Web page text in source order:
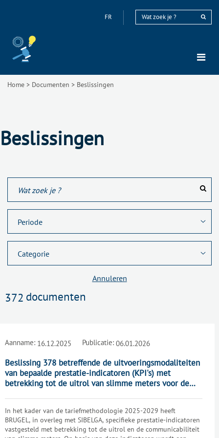
FR
Home > Documenten > Beslissingen
Beslissingen
Annuleren
372 documenten
Aanname: 16.12.2025 Publicatie: 06.01.2026
Beslissing 378 betreffende de uitvoeringsmodaliteiten
van bepaalde prestatie-indicatoren (KPI's) met
betrekking tot de uitrol van slimme meters voor de
In het kader van de tariefmethodologie 2025-2029 heeft
BRUGEL, in overleg met SIBELGA, specifieke prestatie-indicatoren
vastgesteld met betrekking tot de uitrol en de communicabiliteit